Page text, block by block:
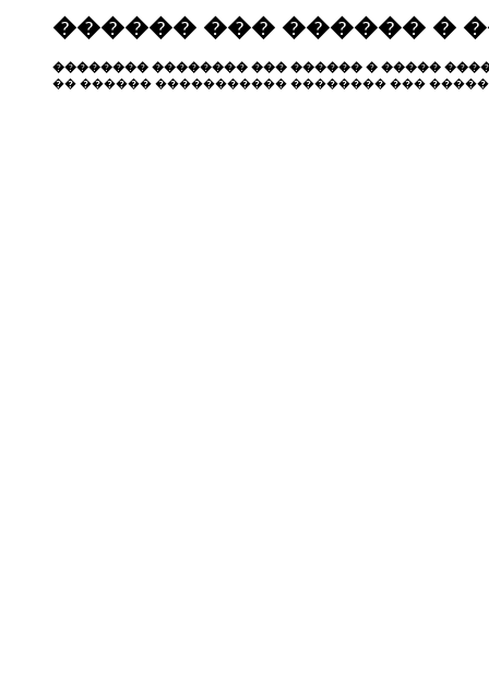
������ ��� ������ �
�������� �������� ��� ������ � �����
�� ������ ����������� �������� ���